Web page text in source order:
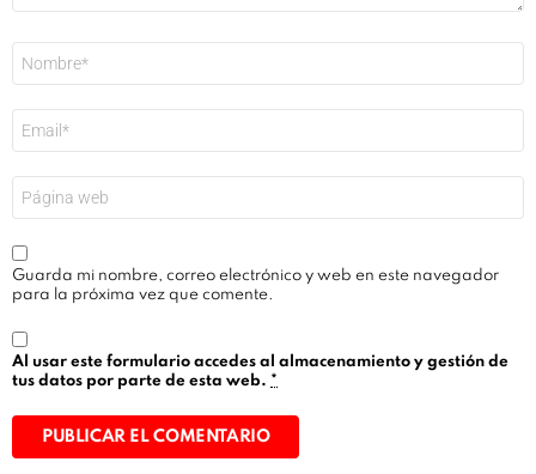
electrónico
*
Guarda mi nombre, correo electrónico y web en este navegador
para la próxima vez que comente.
Al usar este formulario accedes al almacenamiento y gestión de
tus datos por parte de esta web. *